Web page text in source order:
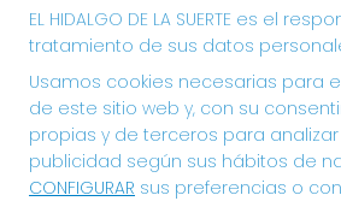
¡SUERTE!
EL HIDALGO DE LA SUERTE es el
tratamiento de sus datos
Usamos cookies necesarias para
de este sitio web y, con su
propias y de terceros para
publicidad según sus hábitos de
CONFIGURAR sus preferencias o